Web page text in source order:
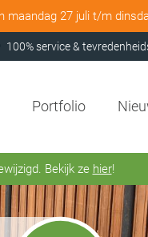
maandag 27 juli t/m
100% service &
Portfolio
Bekijk ze hier!